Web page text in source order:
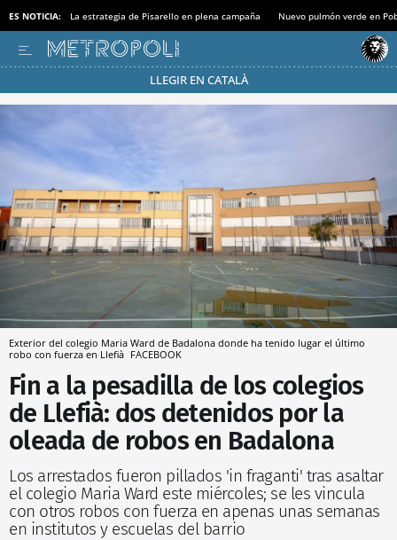
ES NOTICIA: La estrategia de Pisarello en plena campaña Nuevo pulmón verde en
LLEGIR EN CATALÀ
Pásate al MODO AHORRO
Exterior del colegio Maria Ward de Badalona donde ha tenido lugar el último
robo con fuerza en Llefià FACEBOOK
Fin a la pesadilla de los colegios
de Llefià: dos detenidos por la
oleada de robos en Badalona
Los arrestados fueron pillados 'in fraganti' tras asaltar
el colegio Maria Ward este miércoles; se les vincula
con otros robos con fuerza en apenas unas semanas
en institutos y escuelas del barrio